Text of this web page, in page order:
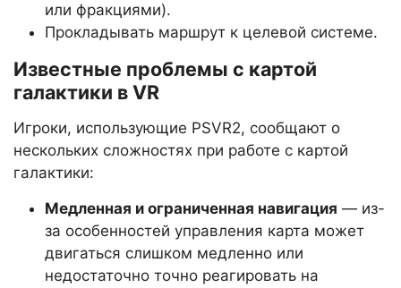
или фракциями).
Прокладывать маршрут к целевой системе.
Известные проблемы с картой
галактики в VR
Игроки, использующие PSVR2, сообщают о
нескольких сложностях при работе с картой
галактики:
Медленная и ограниченная навигация — из-
за особенностей управления карта может
двигаться слишком медленно или
недостаточно точно реагировать на